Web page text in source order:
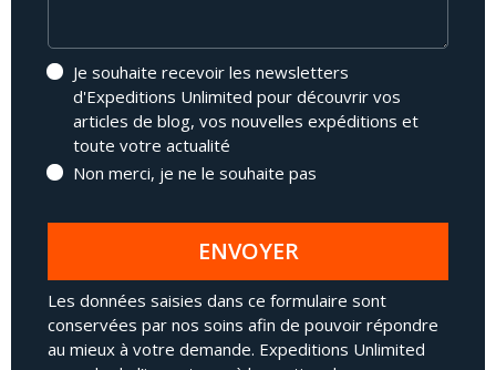
Je souhaite recevoir les newsletters
d'Expeditions Unlimited pour découvrir vos
articles de blog, vos nouvelles expéditions et
toute votre actualité
Non merci, je ne le souhaite pas
ENVOYER
Les données saisies dans ce formulaire sont
conservées par nos soins afin de pouvoir répondre
au mieux à votre demande. Expeditions Unlimited